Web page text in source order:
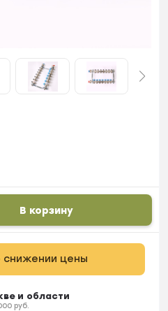
В корзину
цены
и области
руб.